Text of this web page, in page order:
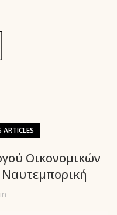
ARTICLES
Οικονομικών
Ναυτεμπορική